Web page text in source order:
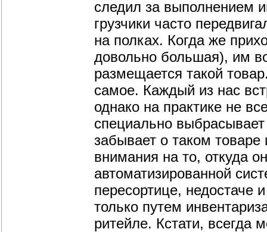
следил за выполнением
грузчики часто
на полках. Когда же
довольно большая), им
размещается такой
самое. Каждый из нас
однако на практике не
специально
забывает о таком
внимания на то, откуда
автоматизированной
пересортице, недостаче
только путем
ритейле. Кстати, всегда